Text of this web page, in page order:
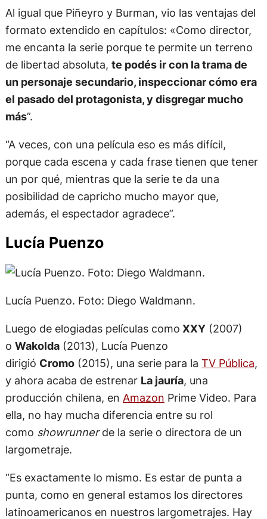
formato extendido en capítulos: «Como director,
me encanta la serie porque te permite un terreno
de libertad absoluta,te podés ir con la trama de
un personaje secundario, inspeccionar cómo era
el pasado del protagonista, y disgregar mucho
más”.
“A veces, con una película eso es más difícil,
porque cada escena y cada frase tienen que tener
un por qué, mientras que la serie te da una
posibilidad de capricho mucho mayor que,
además, el espectador agradece”.
Lucía Puenzo
Lucía Puenzo. Foto: Diego Waldmann.
Luego de elogiadas películas comoXXY
oWakolda(2013), Lucía Puenzo
dirigióCromo(2015), una serie para la
y ahora acaba de estrenarLa jauría, una
producción chilena, enAmazonPrime Video. Para
ella, no hay mucha diferencia entre su rol
comoshowrunnerde la serie o directora de un
largometraje.
“Es exactamente lo mismo. Es estar de punta a
punta, como en general estamos los directores
latinoamericanos en nuestros largometrajes. Hay
que pensar una idea, escribirla, elegir el elenco, el